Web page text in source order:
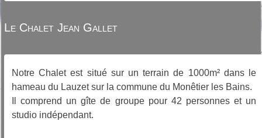
Le Chalet Jean Gallet
Notre Chalet est situé sur un terrain de 1000m² dans le
hameau du Lauzet sur la commune du Monêtier les Bains.
Il comprend un gîte de groupe pour 42 personnes et un
studio indépendant.